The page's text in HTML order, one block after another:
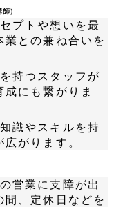
）
プトや想いを最
業との兼ね合いを
持つスタッフが
にも繋がりま
識やスキルを持
がります。
営業に支障が出
、定休日などを